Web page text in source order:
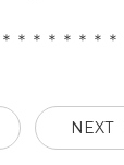
＊＊＊＊＊＊＊
NEXT